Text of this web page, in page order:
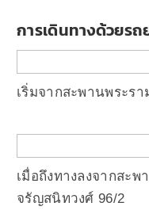
การเดินทางด้วยร
เริ่มจากสะพานพระร
เมื่อถึงทางลงจากสะ
จรัญสนิทวงศ์ 96/2